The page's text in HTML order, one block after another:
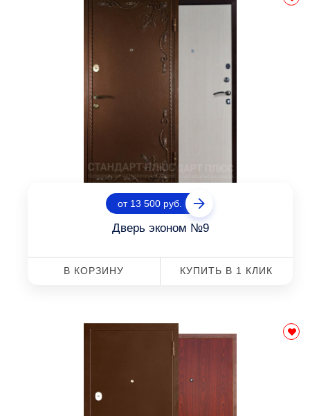
от 13 500 руб.
Дверь эконом №9
В КОРЗИНУ КУПИТЬ В 1 КЛИК